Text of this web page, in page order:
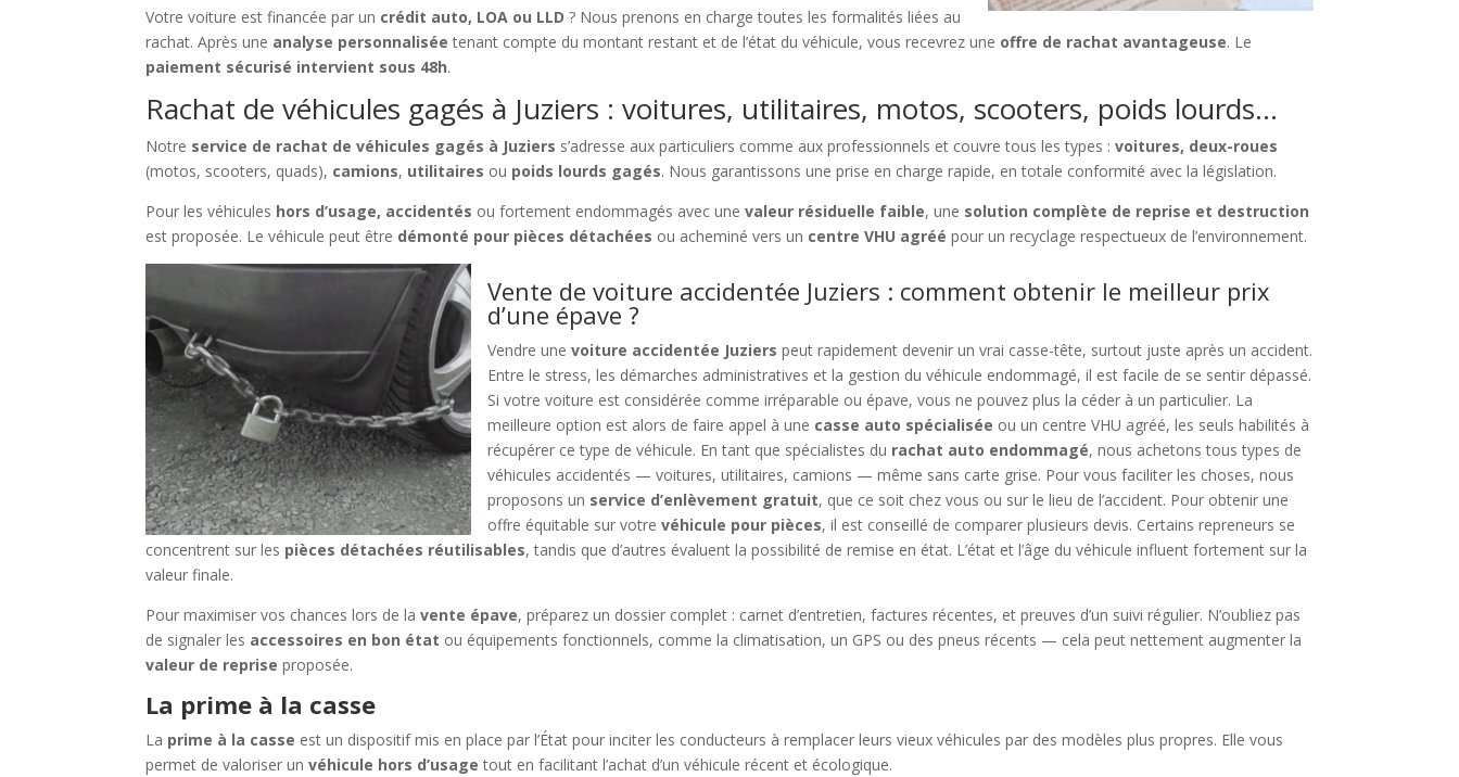
Votre voiture est financée par un crédit auto, LOA ou LLD ? Nous prenons en charge toutes les formalités liées au
rachat. Après une analyse personnalisée tenant compte du montant restant et de l’état du véhicule, vous recevrez une offre de rachat avantageuse. Le
paiement sécurisé intervient sous 48h.
Rachat de véhicules gagés à Juziers : voitures, utilitaires, motos, scooters, poids lourds…
Notre service de rachat de véhicules gagés à Juziers s’adresse aux particuliers comme aux professionnels et couvre tous les types :voitures, deux-roues
(motos, scooters, quads), camions, utilitaires ou poids lourds gagés. Nous garantissons une prise en charge rapide, en totale conformité avec la législation.
Pour les véhicules hors d’usage, accidentés ou fortement endommagés avec unevaleur résiduelle faible, une solution complète de reprise et destruction
est proposée. Le véhicule peut être démonté pour pièces détachées ou acheminé vers un centre VHU agréé pour un recyclage respectueux de l’environnement.
Vente de voiture accidentée Juziers : comment obtenir le meilleur prix
d’une épave ?
Vendre unevoiture accidentée Juziers peut rapidement devenir un vrai casse-tête, surtout juste après un accident.
Entre le stress, les démarches administratives et la gestion du véhicule endommagé, il est facile de se sentir dépassé.
Si votre voiture est considérée comme irréparable ou épave, vous ne pouvez plus la céder à un particulier. La
meilleure option est alors de faire appel à une casse auto spécialisée ou un centre VHU agréé, les seuls habilités à
récupérer ce type de véhicule. En tant que spécialistes du rachat auto endommagé, nous achetons tous types de
véhicules accidentés — voitures, utilitaires, camions — même sans carte grise. Pour vous faciliter les choses, nous
proposons un service d’enlèvement gratuit, que ce soit chez vous ou sur le lieu de l’accident. Pour obtenir une
offre équitable sur votrevéhicule pour pièces, il est conseillé de comparer plusieurs devis. Certains repreneurs se
concentrent sur les pièces détachées réutilisables, tandis que d’autres évaluent la possibilité de remise en état. L’état et l’âge du véhicule influent fortement sur la
valeur finale.
Pour maximiser vos chances lors de lavente épave, préparez un dossier complet : carnet d’entretien, factures récentes, et preuves d’un suivi régulier. N’oubliez pas
de signaler les accessoires en bon état ou équipements fonctionnels, comme la climatisation, un GPS ou des pneus récents — cela peut nettement augmenter la
valeur de reprise proposée.
La prime à la casse
La prime à la casse est un dispositif mis en place par l’État pour inciter les conducteurs à remplacer leurs vieux véhicules par des modèles plus propres. Elle vous
permet de valoriser unvéhicule hors d’usage tout en facilitant l’achat d’un véhicule récent et écologique.